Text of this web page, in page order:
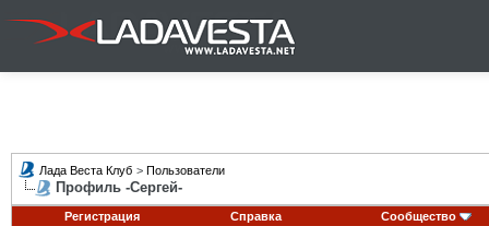
Лада Веста Клуб > Пользователи
Профиль -Сергей-
Регистрация Справка Сообщество